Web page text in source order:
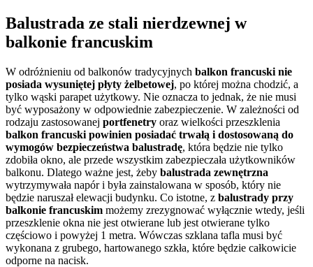
Balustrada ze stali nierdzewnej w
balkonie francuskim
W odróżnieniu od balkonów tradycyjnych balkon francuski nie
posiada wysuniętej płyty żelbetowej, po której można chodzić, a
tylko wąski parapet użytkowy. Nie oznacza to jednak, że nie musi
być wyposażony w odpowiednie zabezpieczenie. W zależności od
rodzaju zastosowanej portfenetry oraz wielkości przeszklenia
balkon francuski powinien posiadać trwałą i dostosowaną do
wymogów bezpieczeństwa balustradę, która będzie nie tylko
zdobiła okno, ale przede wszystkim zabezpieczała użytkowników
balkonu. Dlatego ważne jest, żeby balustrada zewnętrzna
wytrzymywała napór i była zainstalowana w sposób, który nie
będzie naruszał elewacji budynku. Co istotne, z balustrady przy
balkonie francuskim możemy zrezygnować wyłącznie wtedy, jeśli
przeszklenie okna nie jest otwierane lub jest otwierane tylko
częściowo i powyżej 1 metra. Wówczas szklana tafla musi być
wykonana z grubego, hartowanego szkła, które będzie całkowicie
odporne na nacisk.